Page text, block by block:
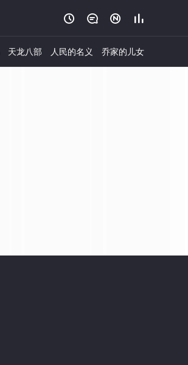
   
天龙八部 人民的名义 乔家的儿女